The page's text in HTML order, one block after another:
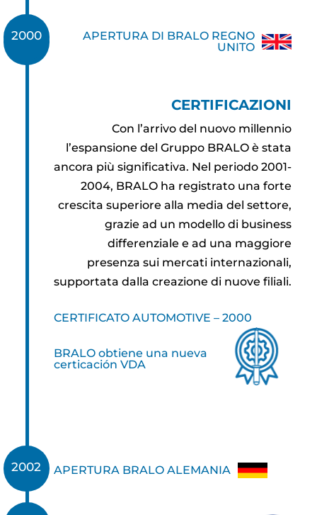
2000
APERTURA DI BRALO REGNO
UNITO
CERTIFICAZIONI
Con l’arrivo del nuovo millennio
l’espansione del Gruppo BRALO è stata
ancora più significativa. Nel periodo 2001-
2004, BRALO ha registrato una forte
crescita superiore alla media del settore,
grazie ad un modello di business
differenziale e ad una maggiore
presenza sui mercati internazionali,
supportata dalla creazione di nuove filiali.
CERTIFICATO AUTOMOTIVE – 2000
BRALO obtiene una nueva
certicación VDA
2001
2002 APERTURA BRALO ALEMANIA